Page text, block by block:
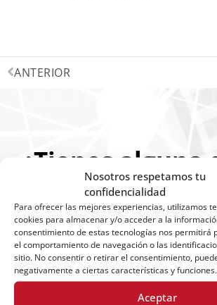
Nosotros respetamos tu
confidencialidad
Para ofrecer las mejores experiencias, utilizamos
cookies para almacenar y/o acceder a la
consentimiento de estas tecnologías nos permitirá
el comportamiento de navegación o las
sitio. No consentir o retirar el consentimiento,
negativamente a ciertas características y funciones.
Aceptar
ANTERIOR
¿Tienes alguna
un problema
Para cualquier duda o incidencia con
dudes en ponerte en contacto con
encantados de ayudaros.